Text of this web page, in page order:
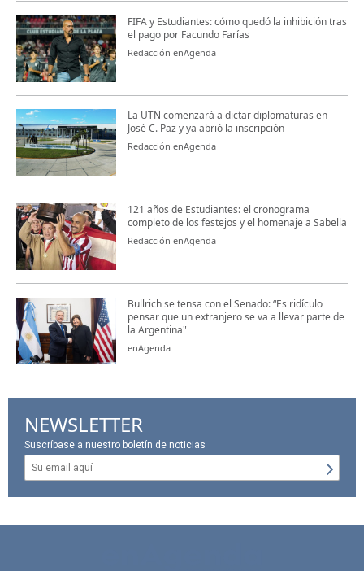
FIFA y Estudiantes: cómo quedó la inhibición tras
el pago por Facundo Farías
Redacción enAgenda
La UTN comenzará a dictar diplomaturas en
José C. Paz y ya abrió la inscripción
Redacción enAgenda
121 años de Estudiantes: el cronograma
completo de los festejos y el homenaje a Sabella
Redacción enAgenda
Bullrich se tensa con el Senado: “Es ridículo
pensar que un extranjero se va a llevar parte de
la Argentina"
enAgenda
NEWSLETTER
Suscríbase a nuestro boletín de noticias